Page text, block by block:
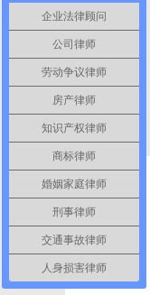
企业法律顾问
公司律师
劳动争议律师
房产律师
知识产权律师
商标律师
婚姻家庭律师
刑事律师
交通事故律师
人身损害律师